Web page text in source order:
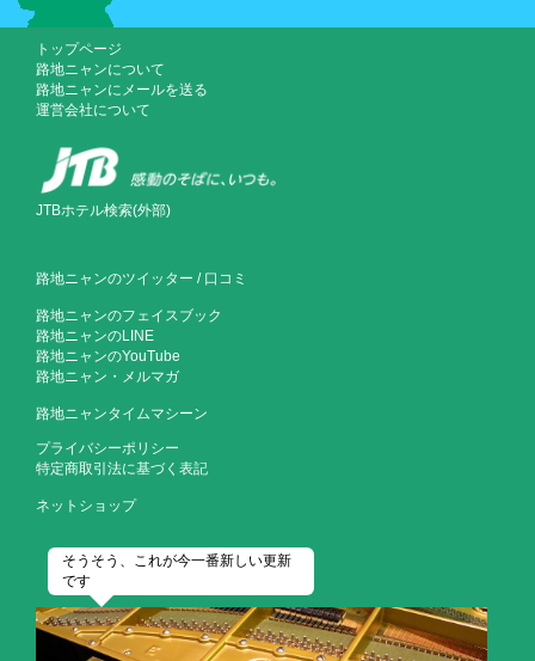
トップページ
路地ニャンについて
路地ニャンにメールを送る
運営会社について
JTBホテル検索(外部)
路地ニャンのツイッター / 口コミ
路地ニャンのフェイスブック
路地ニャンのLINE
路地ニャンのYouTube
路地ニャン・メルマガ
路地ニャンタイムマシーン
プライバシーポリシー
特定商取引法に基づく表記
ネットショップ
そうそう、これが今一番新しい更新
です